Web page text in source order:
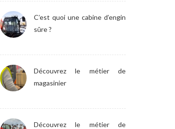
C’est quoi une cabine d’engin
sûre ?
Découvrez le métier de
magasinier
Découvrez le métier de